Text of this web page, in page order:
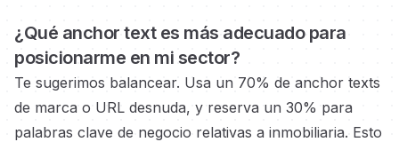
¿Qué anchor text es más adecuado para
posicionarme en mi sector?
Te sugerimos balancear. Usa un 70% de anchor texts
de marca o URL desnuda, y reserva un 30% para
palabras clave de negocio relativas a inmobiliaria. Esto